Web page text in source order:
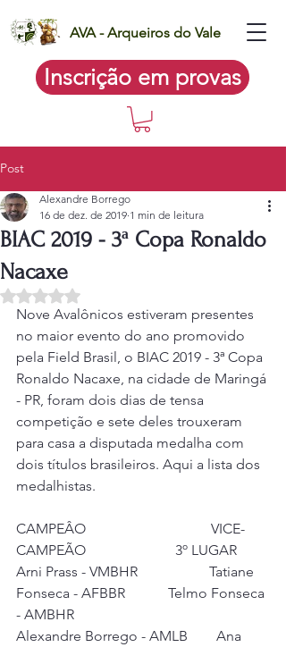
AVA - Arqueiros do Vale
Inscrição em provas
Post
BIAC 2019 - 3ª Copa Ronaldo
Nacaxe
Alexandre Borrego
16 de dez. de 2019 1 min de leitura
Avaliado com NaN de 5 estrelas.
Nove Avalônicos estiveram presentes
no maior evento do ano promovido
pela Field Brasil, o BIAC 2019 - 3ª Copa
Ronaldo Nacaxe, na cidade de Maringá
- PR, foram dois dias de tensa
competição e sete deles trouxeram
para casa a disputada medalha com
dois títulos brasileiros. Aqui a lista dos
medalhistas.
CAMPEÂO                                   VICE-
CAMPEÃO                         3º LUGAR
Arni Prass - VMBHR                    Tatiane
Fonseca - AFBBR            Telmo Fonseca
- AMBHR
Alexandre Borrego - AMLB        Ana